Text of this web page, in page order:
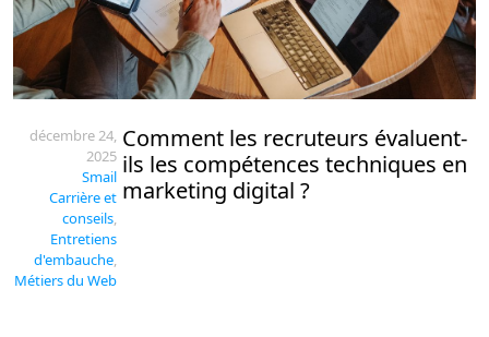
décembre 24,
2025
Smail
Carrière et
conseils,
Entretiens
d'embauche,
Métiers du Web
Comment les recruteurs évaluent-
ils les compétences techniques en
marketing digital ?